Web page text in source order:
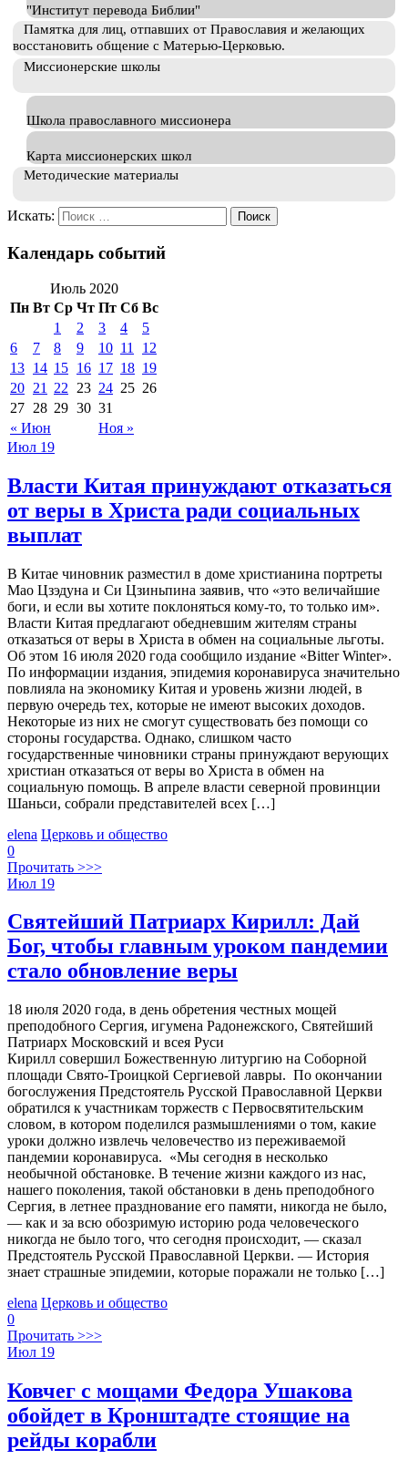
"Институт перевода Библии"
Памятка для лиц, отпавших от Православия и желающих
восстановить общение с Матерью-Церковью.
Миссионерские школы
Школа православного миссионера
Карта миссионерских школ
Методические материалы
Искать:
Календарь событий
Июль 2020
Пн Вт Ср Чт Пт Сб Вс
« Июн Ноя »
1 2 3 4
5
6
7 8 9 10 11
12
13 14 15 16 17 18 19
20 21 22 23 24 25 26
27 28 29 30 31
Июл 19
Власти Китая принуждают отказаться
от веры в Христа ради социальных
выплат
В Китае чиновник разместил в доме христианина портреты
Мао Цзэдуна и Си Цзиньпина заявив, что «это величайшие
боги, и если вы хотите поклоняться кому-то, то только им».
Власти Китая предлагают обедневшим жителям страны
отказаться от веры в Христа в обмен на социальные льготы.
Об этом 16 июля 2020 года сообщило издание «Bitter Winter».
По информации издания, эпидемия коронавируса значительно
повлияла на экономику Китая и уровень жизни людей, в
первую очередь тех, которые не имеют высоких доходов.
Некоторые из них не смогут существовать без помощи со
стороны государства. Однако, слишком часто
государственные чиновники страны принуждают верующих
христиан отказаться от веры во Христа в обмен на
социальную помощь. В апреле власти северной провинции
Шаньси, собрали представителей всех […]
elena Церковь и общество
0
Прочитать >>>
Июл 19
Святейший Патриарх Кирилл: Дай
Бог, чтобы главным уроком пандемии
стало обновление веры
18 июля 2020 года, в день обретения честных мощей
преподобного Сергия, игумена Радонежского, Святейший
Патриарх Московский и всея Руси
Кирилл совершил Божественную литургию на Соборной
площади Свято-Троицкой Сергиевой лавры. По окончании
богослужения Предстоятель Русской Православной Церкви
обратился к участникам торжеств с Первосвятительским
словом, в котором поделился размышлениями о том, какие
уроки должно извлечь человечество из переживаемой
пандемии коронавируса. «Мы сегодня в несколько
необычной обстановке. В течение жизни каждого из нас,
нашего поколения, такой обстановки в день преподобного
Сергия, в летнее празднование его памяти, никогда не было,
— как и за всю обозримую историю рода человеческого
никогда не было того, что сегодня происходит, — сказал
Предстоятель Русской Православной Церкви. — История
знает страшные эпидемии, которые поражали не только […]
elena Церковь и общество
0
Прочитать >>>
Июл 19
Ковчег с мощами Федора Ушакова
обойдет в Кронштадте стоящие на
рейды корабли